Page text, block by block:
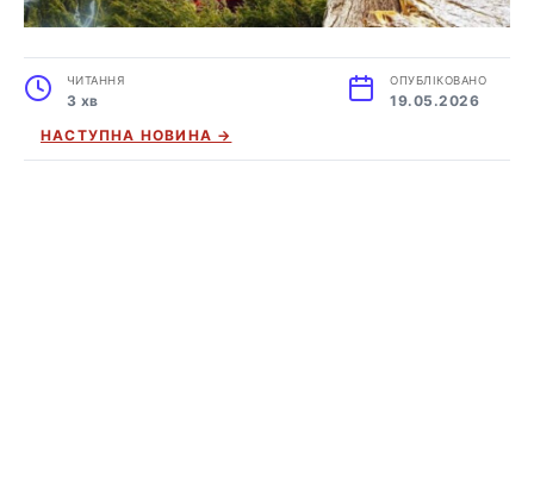
ЧИТАННЯ
3 хв
ОПУБЛІКОВАНО
19.05.2026
НАСТУПНА НОВИНА →